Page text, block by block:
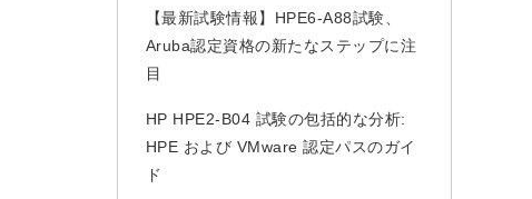
【最新試験情報】HPE6-A88試験、
Aruba認定資格の新たなステップに注
目
HP HPE2-B04 試験の包括的な分析:
HPE および VMware 認定パスのガイ
ド